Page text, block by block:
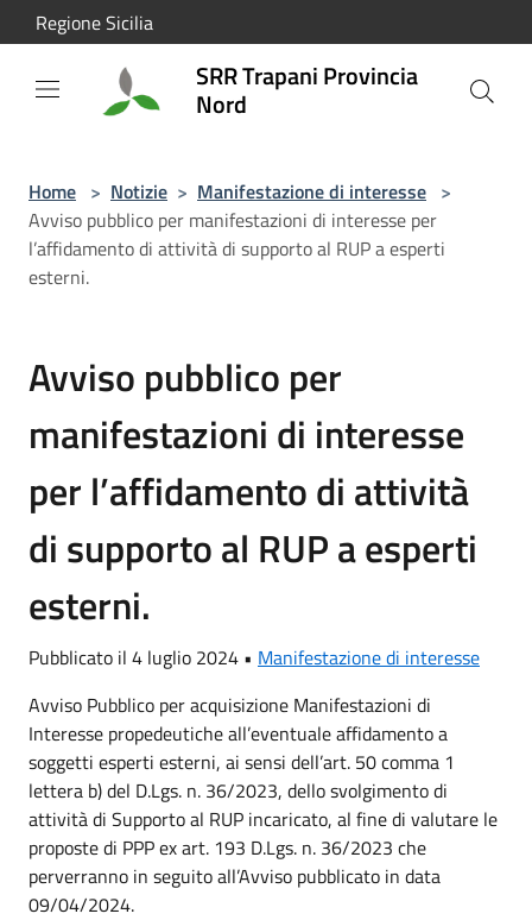
Salta al contenuto principale
Regione Sicilia
SRR Trapani Provincia
Nord
Home > Notizie > Manifestazione di interesse >
Avviso pubblico per manifestazioni di interesse per
l’affidamento di attività di supporto al RUP a esperti
esterni.
Avviso pubblico per
manifestazioni di interesse
per l’affidamento di attività
di supporto al RUP a esperti
esterni.
Pubblicato il 4 luglio 2024 • Manifestazione di interesse
Avviso Pubblico per acquisizione Manifestazioni di
Interesse propedeutiche all’eventuale affidamento a
soggetti esperti esterni, ai sensi dell’art. 50 comma 1
lettera b) del D.Lgs. n. 36/2023, dello svolgimento di
attività di Supporto al RUP incaricato, al fine di valutare le
proposte di PPP ex art. 193 D.Lgs. n. 36/2023 che
perverranno in seguito all’Avviso pubblicato in data
09/04/2024.